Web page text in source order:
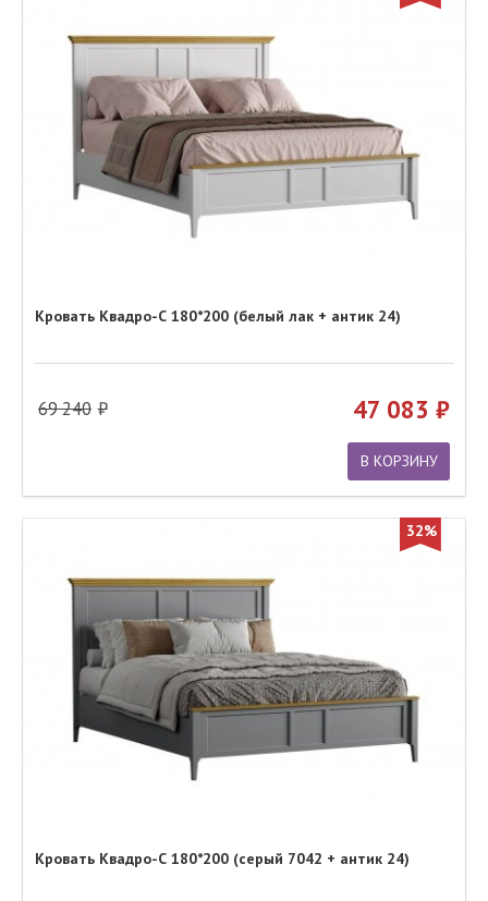
Кровать Квадро-С 180*200 (белый лак + антик 24)
69 240 47 083
В КОРЗИНУ
32%
Кровать Квадро-С 180*200 (серый 7042 + антик 24)